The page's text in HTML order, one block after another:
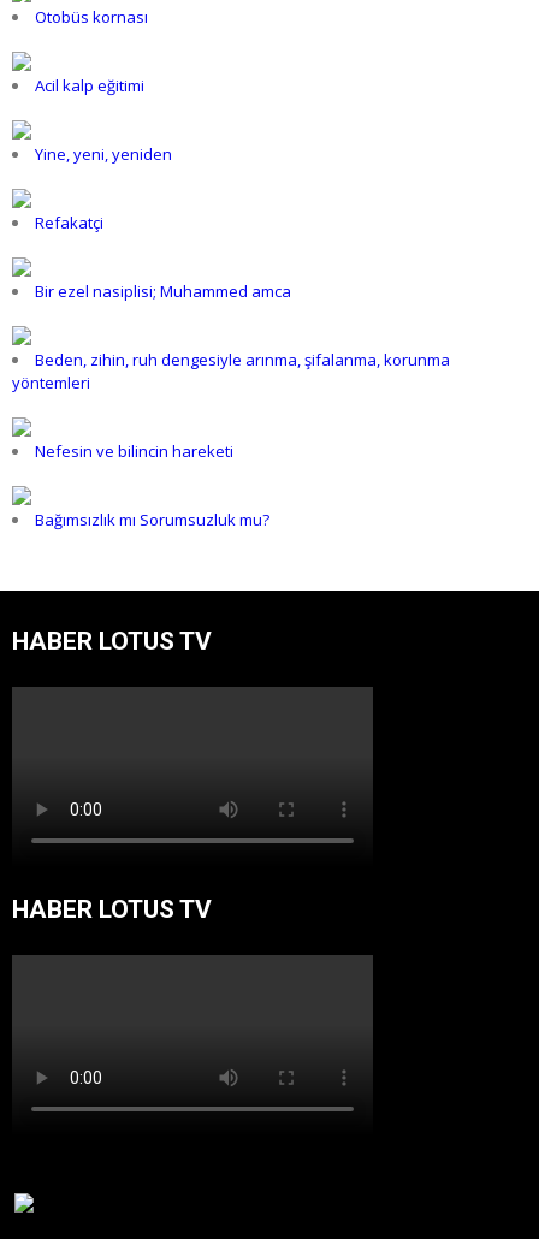
Otobüs kornası
Acil kalp eğitimi
Yine, yeni, yeniden
Refakatçi
Bir ezel nasiplisi; Muhammed amca
Beden, zihin, ruh dengesiyle arınma, şifalanma, korunma
yöntemleri
Nefesin ve bilincin hareketi
Bağımsızlık mı Sorumsuzluk mu?
HABER LOTUS TV
HABER LOTUS TV